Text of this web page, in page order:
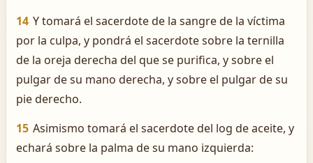
14 Y tomará el sacerdote de la sangre de la víctima
por la culpa, y pondrá el sacerdote sobre la ternilla
de la oreja derecha del que se purifica, y sobre el
pulgar de su mano derecha, y sobre el pulgar de su
pie derecho.
15 Asimismo tomará el sacerdote del log de aceite, y
echará sobre la palma de su mano izquierda: